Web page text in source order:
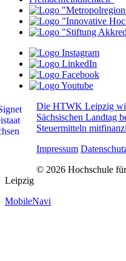
Die HTWK Leipzig
Sächsischen Landtag
Steuermitteln
Impressum
© 2026 Hochschule
Leipzig
MobileNavi